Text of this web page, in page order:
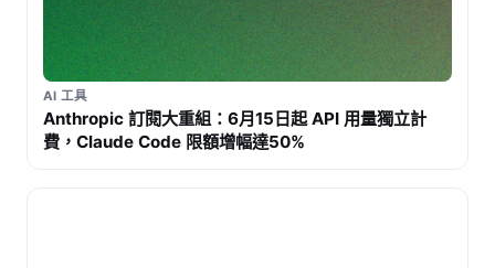
AI 工具
Anthropic 訂閱大重組：6月15日起 API 用量獨立計
費，Claude Code 限額增幅達50%